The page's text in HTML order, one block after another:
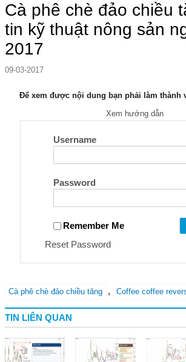
09-03-2017
Cà phê chè đảo chiều
tin kỹ thuật nông sản
2017
09-03-2017
Để xem được nội dung bạn phải làm thành
Xem hướng dẫn
Username
Password
Remember Me
Reset Password
Cà phê chè đảo chiều tăng , Coffee coffee
TIN LIÊN QUAN